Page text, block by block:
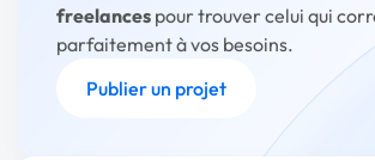
freelances pour trouver celui qui
parfaitement à vos besoins.
Publier un projet